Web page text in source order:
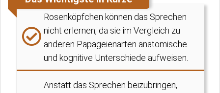
Rosenköpfchen können das Sprechen
nicht erlernen, da sie im Vergleich zu
anderen Papageienarten anatomische
und kognitive Unterschiede aufweisen.
Anstatt das Sprechen beizubringen,